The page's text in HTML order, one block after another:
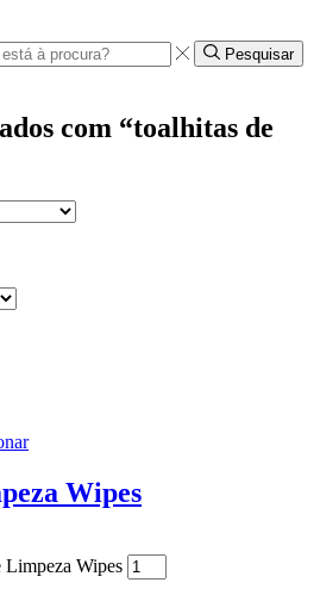
Pesquisar
com “toalhitas de
Wipes
Limpeza Wipes